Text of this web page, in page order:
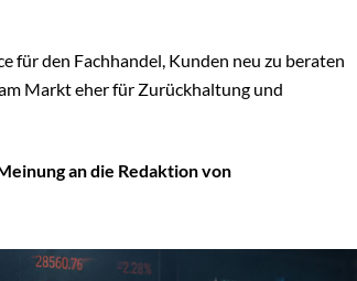
für den Fachhandel, Kunden neu zu beraten
Markt eher für Zurückhaltung und
an die Redaktion von